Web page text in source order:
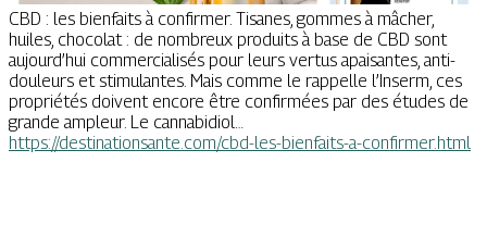
CBD : les bienfaits à confirmer. Tisanes, gommes à mâcher,
huiles, chocolat : de nombreux produits à base de CBD sont
aujourd’hui commercialisés pour leurs vertus apaisantes, anti-
douleurs et stimulantes. Mais comme le rappelle l’Inserm, ces
propriétés doivent encore être confirmées par des études de
grande ampleur. Le cannabidiol…
https://destinationsante.com/cbd-les-bienfaits-a-confirmer.html